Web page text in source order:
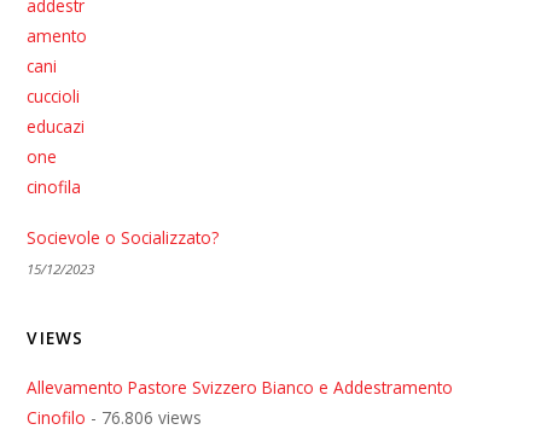
Socievole o Socializzato?
15/12/2023
VIEWS
Allevamento Pastore Svizzero Bianco e Addestramento
Cinofilo - 76.806 views